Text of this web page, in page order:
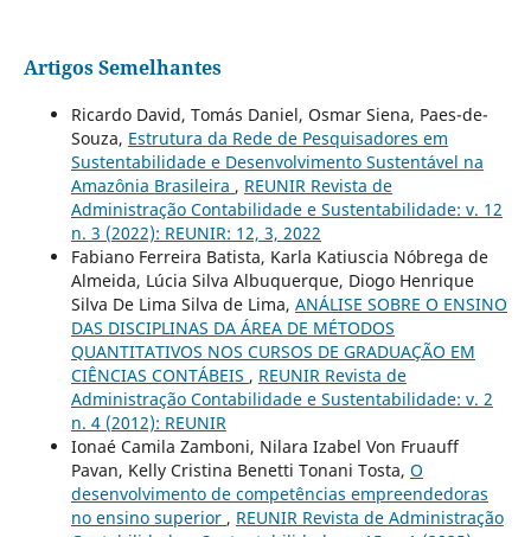
Artigos Semelhantes
Ricardo David, Tomás Daniel, Osmar Siena, Paes-de-
Souza, Estrutura da Rede de Pesquisadores em
Sustentabilidade e Desenvolvimento Sustentável na
Amazônia Brasileira , REUNIR Revista de
Administração Contabilidade e Sustentabilidade: v. 12
n. 3 (2022): REUNIR: 12, 3, 2022
Fabiano Ferreira Batista, Karla Katiuscia Nóbrega de
Almeida, Lúcia Silva Albuquerque, Diogo Henrique
Silva De Lima Silva de Lima, ANÁLISE SOBRE O ENSINO
DAS DISCIPLINAS DA ÁREA DE MÉTODOS
QUANTITATIVOS NOS CURSOS DE GRADUAÇÃO EM
CIÊNCIAS CONTÁBEIS , REUNIR Revista de
Administração Contabilidade e Sustentabilidade: v. 2
n. 4 (2012): REUNIR
Ionaé Camila Zamboni, Nilara Izabel Von Fruauff
Pavan, Kelly Cristina Benetti Tonani Tosta, O
desenvolvimento de competências empreendedoras
no ensino superior , REUNIR Revista de Administração